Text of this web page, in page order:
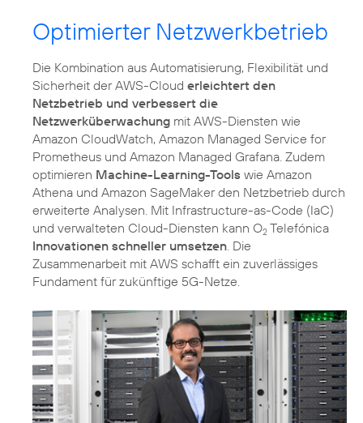
Optimierter Netzwerkbetrieb
Die Kombination aus Automatisierung, Flexibilität und
Sicherheit der AWS-Cloud erleichtert den
Netzbetrieb und verbessert die
Netzwerküberwachung mit AWS-Diensten wie
Amazon CloudWatch, Amazon Managed Service for
Prometheus und Amazon Managed Grafana. Zudem
optimieren Machine-Learning-Tools wie Amazon
Athena und Amazon SageMaker den Netzbetrieb durch
erweiterte Analysen. Mit Infrastructure-as-Code (IaC)
und verwalteten Cloud-Diensten kann O2 Telefónica
Innovationen schneller umsetzen . Die
Zusammenarbeit mit AWS schafft ein zuverlässiges
Fundament für zukünftige 5G-Netze.